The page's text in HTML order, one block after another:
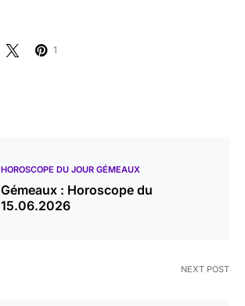
1
HOROSCOPE DU JOUR GÉMEAUX
Gémeaux : Horoscope du
15.06.2026
NEXT POST